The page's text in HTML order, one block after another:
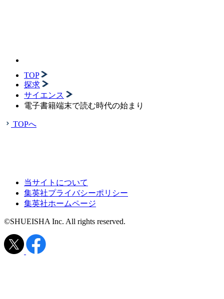
TOP
探求
サイエンス
電子書籍端末で読む時代の始まり
TOPへ
当サイトについて
集英社プライバシーポリシー
集英社ホームページ
©SHUEISHA Inc. All rights reserved.